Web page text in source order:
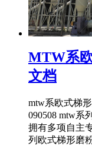
MTW系
文档
mtw系欧式梯
090508 mtw系
拥有多项自主
列欧式梯形磨